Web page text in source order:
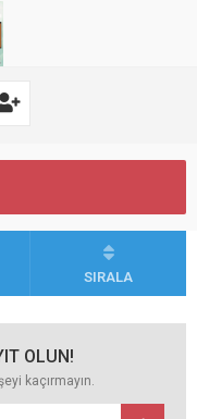
SIRALA
OLUN!
kaçırmayın.